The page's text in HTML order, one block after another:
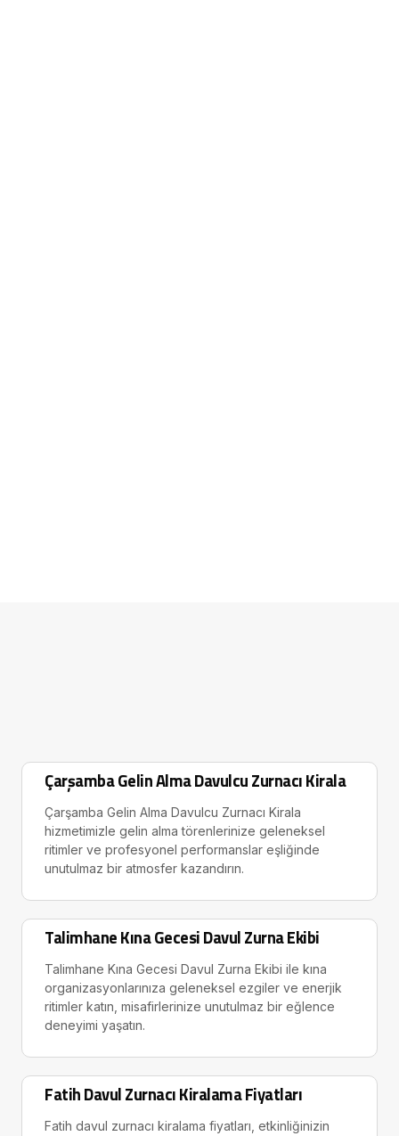
Çarşamba Gelin Alma Davulcu Zurnacı Kirala
Çarşamba Gelin Alma Davulcu Zurnacı Kirala
hizmetimizle gelin alma törenlerinize geleneksel
ritimler ve profesyonel performanslar eşliğinde
unutulmaz bir atmosfer kazandırın.
Talimhane Kına Gecesi Davul Zurna Ekibi
Talimhane Kına Gecesi Davul Zurna Ekibi ile kına
organizasyonlarınıza geleneksel ezgiler ve enerjik
ritimler katın, misafirlerinize unutulmaz bir eğlence
deneyimi yaşatın.
Fatih Davul Zurnacı Kiralama Fiyatları
Fatih davul zurnacı kiralama fiyatları, etkinliğinizin